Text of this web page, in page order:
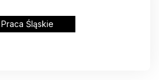
Praca Śląskie